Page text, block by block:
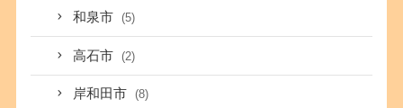
和泉市 (5)
高石市 (2)
岸和田市 (8)